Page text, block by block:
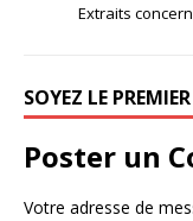
Extraits
SOYEZ LE
Poster un
Votre adresse de